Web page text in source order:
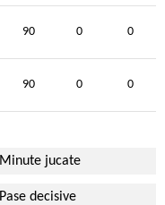
90 0 0
90 0 0
Minute jucate
Pase decisive